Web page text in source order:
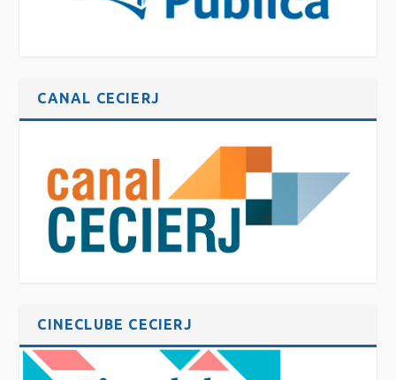
CANAL CECIERJ
CINECLUBE CECIERJ